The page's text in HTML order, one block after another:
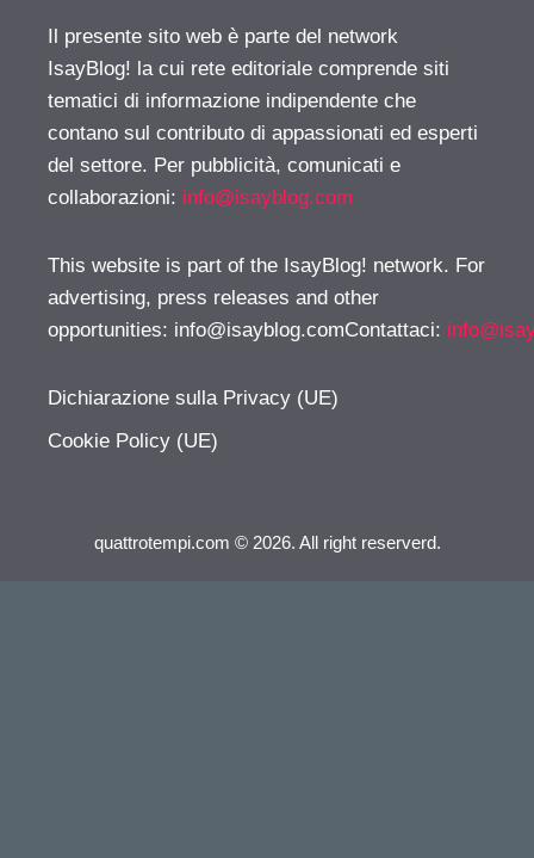
Il presente sito web è parte del network
IsayBlog! la cui rete editoriale comprende siti
tematici di informazione indipendente che
contano sul contributo di appassionati ed esperti
del settore. Per pubblicità, comunicati e
collaborazioni: info@isayblog.com
This website is part of the IsayBlog! network. For
advertising, press releases and other
opportunities: info@isayblog.comContattaci:
Dichiarazione sulla Privacy (UE)
Cookie Policy (UE)
quattrotempi.com © 2026. All right reserverd.